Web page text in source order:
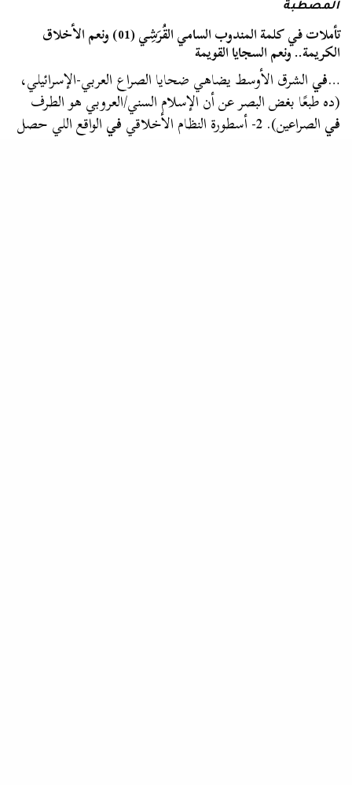
المصطبة
تأملات في كلمة المندوب السامي القُرَشِي (01) ونعم الأخلاق
الكريمة.. ونعم السجايا القويمة
…فيالشرق الأوسط يضاهي ضحايا الصراع العربي-الإسرائيلي،
(ده طبعًا بغض البصر عن أن الإسلام السني/العروبي هو الطرف
فيالصراعين). 2- أسطورة النظام الأخلاقي فيالواقع اللي حصل
-حسب التاريخ العربي/الإسلامي-…